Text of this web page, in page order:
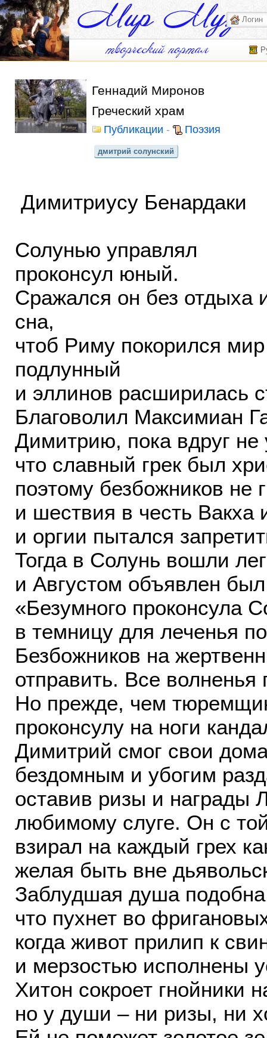
Геннадий Миронов
Греческий храм
Публикации - Поэзия
дмитрий солунский
Димитриусу Бенардаки
Солунью управлял
проконсул юный.
Сражался он без отдыха
сна,
чтоб Риму покорился мир
подлунный
и эллинов расширилась
Благоволил Максимиан
Димитрию, пока вдруг не
что славный грек был
поэтому безбожников не
и шествия в честь Вакха
и оргии пытался
Тогда в Солунь вошли
и Августом объявлен был
«Безумного проконсула
в темницу для леченья
Безбожников на
отправить. Все волненья
Но прежде, чем
проконсулу на ноги
Димитрий смог свои
бездомным и убогим
оставив ризы и награды
любимому слуге. Он с
взирал на каждый грех
желая быть вне
Заблудшая душа подобна
что пухнет во
когда живот прилип к
и мерзостью исполнены
Хитон сокроет гнойники
но у души – ни ризы, ни